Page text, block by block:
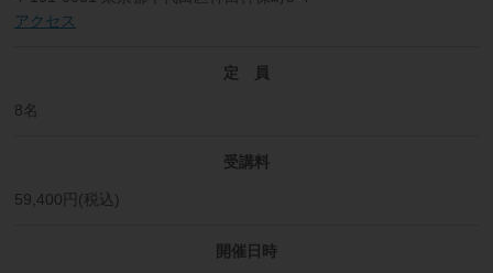
アクセス
定 員
8名
受講料
59,400円(税込)
開催日時